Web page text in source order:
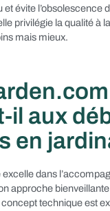
évite l’obsolescence
privilégie la qualité à
mais mieux.
il aux
en
dans
approche
technique est